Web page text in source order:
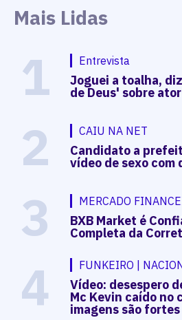
Mais Lidas
1 Entrevista
Joguei a toalha,
de Deus' sobre
2 CAIU NA NET
Candidato a
vídeo de sexo com
3 MERCADO
BXB Market é
Completa da
4 FUNKEIRO |
Vídeo: desespero
Mc Kevin caído no
imagens são fortes